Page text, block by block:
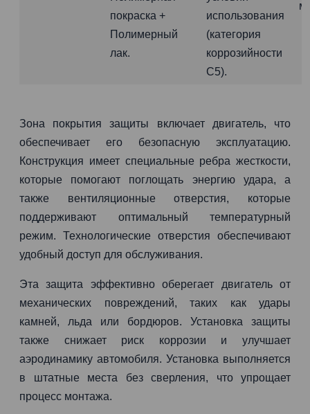
покраска +
Полимерный
лак.
использования
(категория
коррозийности
C5).
Зона покрытия защиты включает двигатель, что
обеспечивает его безопасную эксплуатацию.
Конструкция имеет специальные ребра жесткости,
которые помогают поглощать энергию удара, а
также вентиляционные отверстия, которые
поддерживают оптимальный температурный
режим. Технологические отверстия обеспечивают
удобный доступ для обслуживания.
Эта защита эффективно оберегает двигатель от
механических повреждений, таких как удары
камней, льда или бордюров. Установка защиты
также снижает риск коррозии и улучшает
аэродинамику автомобиля. Установка выполняется
в штатные места без сверления, что упрощает
процесс монтажа.